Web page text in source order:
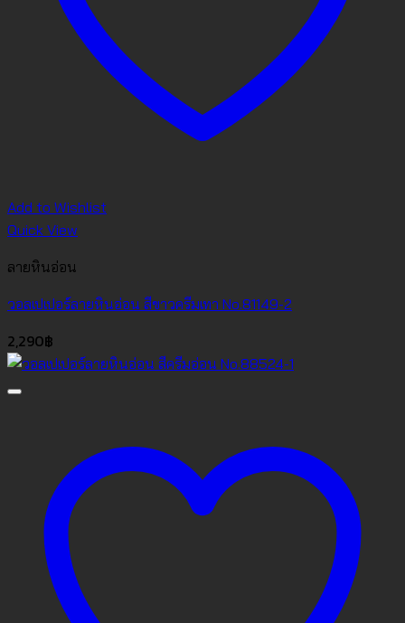
Add to Wishlist
Quick View
ลายหินอ่อน
วอลเปเปอร์ลายหินอ่อน สีขาวครีมเทา No.81149-2
2,290฿